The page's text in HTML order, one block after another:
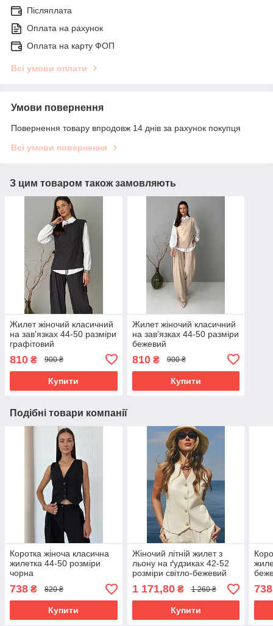
Післяплата
Оплата на рахунок
Оплата на карту ФОП
Всі умови оплати
Умови повернення
Повернення товару впродовж 14 днів за рахунок покупця
Всі умови повернення
З цим товаром також замовляють
Жилет жіночий класичний
на зав'язках 44-50 разміри
графітовий
810 ₴ 900 ₴
Купити
Жилет жіночий класичний
на зав'язках 44-50 разміри
бежевий
810₴ 900 ₴
Купити
Подібні товари компанії
Коротка жіноча класична
жилетка 44-50 розміри
чорна
738 ₴ 820 ₴
Купити
Жіночий літній жилет з
льону на ґудзиках 42-52
розміри світло-бежевий
1 171,80₴ 1 260 ₴
Купити
738